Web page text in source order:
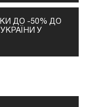
ДО -50% ДО
У